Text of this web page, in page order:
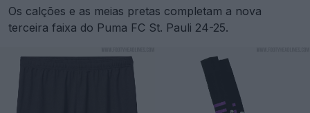
Os calções e as meias pretas completam a nova
terceira faixa do Puma FC St. Pauli 24-25.